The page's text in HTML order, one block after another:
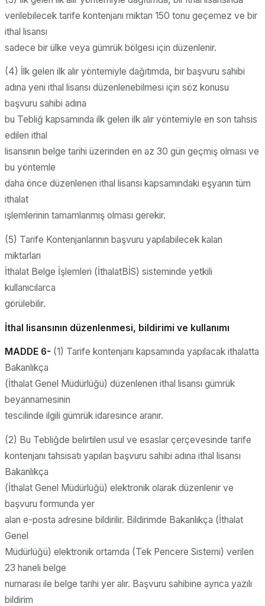
verilebilecek tarife kontenjanı miktarı 150 tonu geçemez ve bir
ithal lisansı
sadece bir ülke veya gümrük bölgesi için düzenlenir.
(4) İlk gelen ilk alır yöntemiyle dağıtımda, bir başvuru sahibi
adına yeni ithal lisansı düzenlenebilmesi için söz konusu
başvuru sahibi adına
bu Tebliğ kapsamında ilk gelen ilk alır yöntemiyle en son tahsis
edilen ithal
lisansının belge tarihi üzerinden en az 30 gün geçmiş olması ve
bu yöntemle
daha önce düzenlenen ithal lisansı kapsamındaki eşyanın tüm
ithalat
işlemlerinin tamamlanmış olması gerekir.
(5) Tarife Kontenjanlarının başvuru yapılabilecek kalan
miktarları
İthalat Belge İşlemleri (İthalatBİS) sisteminde yetkili
kullanıcılarca
görülebilir.
İthal lisansının düzenlenmesi, bildirimi ve kullanımı
MADDE 6- (1) Tarife kontenjanı kapsamında yapılacak ithalatta
Bakanlıkça
(İthalat Genel Müdürlüğü) düzenlenen ithal lisansı gümrük
beyannamesinin
tescilinde ilgili gümrük idaresince aranır.
(2) Bu Tebliğde belirtilen usul ve esaslar çerçevesinde tarife
kontenjanı tahsisatı yapılan başvuru sahibi adına ithal lisansı
Bakanlıkça
(İthalat Genel Müdürlüğü) elektronik olarak düzenlenir ve
başvuru formunda yer
alan e-posta adresine bildirilir. Bildirimde Bakanlıkça (İthalat
Genel
Müdürlüğü) elektronik ortamda (Tek Pencere Sistemi) verilen
23 haneli belge
numarası ile belge tarihi yer alır. Başvuru sahibine ayrıca yazılı
bildirim